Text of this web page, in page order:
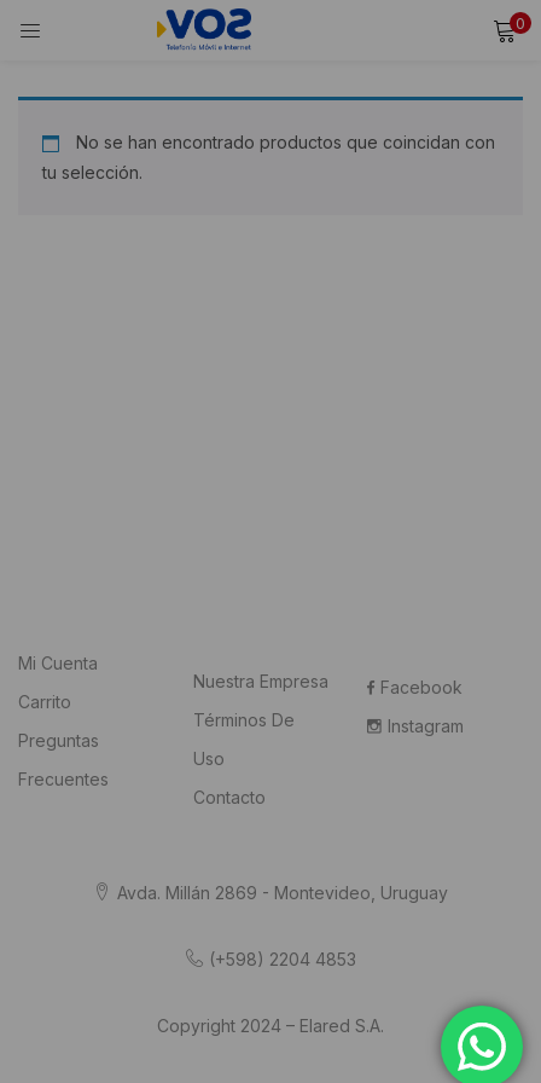
0
INICIAR SESIÓN
No se han encontrado productos que coincidan con
tu selección.
Mi Cuenta
Carrito
Preguntas
Frecuentes
Nuestra Empresa
Términos De
Uso
Contacto
Facebook
Instagram
Avda. Millán 2869 - Montevideo, Uruguay
(+598) 2204 4853
Copyright 2024 – Elared S.A.